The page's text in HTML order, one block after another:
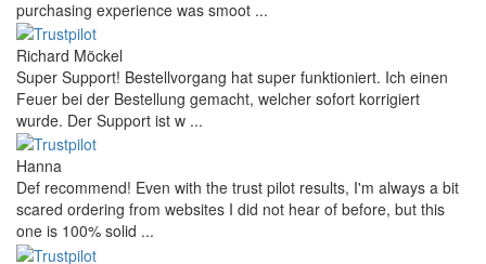
purchasing experience was smoot ...
Richard Möckel
Super Support! Bestellvorgang hat super funktioniert. Ich einen
Feuer bei der Bestellung gemacht, welcher sofort korrigiert
wurde. Der Support ist w ...
Hanna
Def recommend! Even with the trust pilot results, I'm always a bit
scared ordering from websites I did not hear of before, but this
one is 100% solid ...